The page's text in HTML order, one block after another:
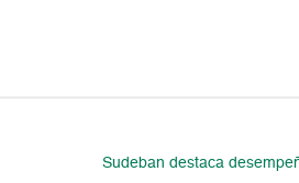
Sudeban destaca